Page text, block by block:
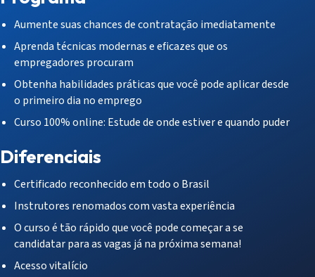
Aumente suas chances de contratação imediatamente
Aprenda técnicas modernas e eficazes que os
empregadores procuram
Obtenha habilidades práticas que você pode aplicar desde
o primeiro dia no emprego
Curso 100% online: Estude de onde estiver e quando puder
Diferenciais
Certificado reconhecido em todo o Brasil
Instrutores renomados com vasta experiência
O curso é tão rápido que você pode começar a se
candidatar para as vagas já na próxima semana!
Acesso vitalício